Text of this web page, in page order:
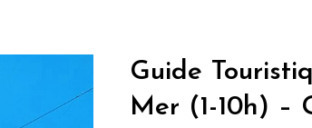
Guide
Mer (1-10h) –